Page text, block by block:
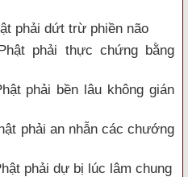
phải dứt trừ phiền não
phải thực chứng bằng
phải bền lâu không gián
phải an nhẫn các chướng
phải dự bị lúc lâm chung